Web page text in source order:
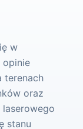
w
opinie
terenach
oraz
stanu